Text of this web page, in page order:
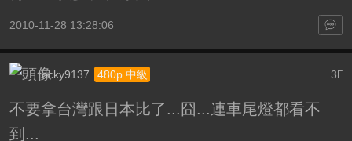
2010-11-28 13:28:06
3 F
rocky9137 480p 中級
不要拿台灣跟日本比了...囧...連車尾燈都看不
到...